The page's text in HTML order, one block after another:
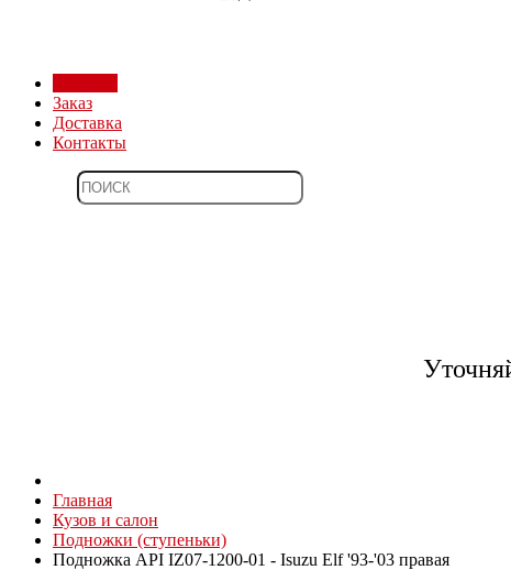
Заказ
Доставка
Контакты
Главная
Кузов и салон
Подножки (ступеньки)
Подножка API IZ07-1200-01 - Isuzu Elf '93-'03 правая